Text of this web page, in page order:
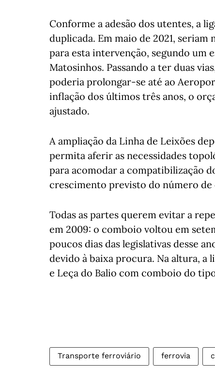
Conforme a adesão dos utentes, a
duplicada. Em maio de 2021,
para esta intervenção, segundo um
Matosinhos. Passando a ter duas
poderia prolongar-se até ao
inflação dos últimos três anos, o
ajustado.
A ampliação da Linha de Leixões
permita aferir as necessidades
para acomodar a compatibilização
crescimento previsto do número de
Todas as partes querem evitar a
em 2009: o comboio voltou em
poucos dias das legislativas desse
devido à baixa procura. Na altura,
e Leça do Balio com comboio do
Transporte ferroviário ferrovia